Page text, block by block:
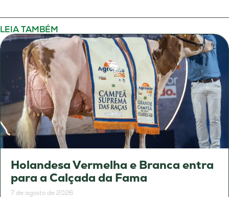
LEIA TAMBÉM
Holandesa Vermelha e Branca entra
para a Calçada da Fama
7 de agosto de 2026